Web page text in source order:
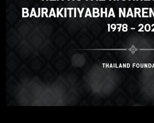
ภาษาไทย
Japanese
ខ្មែរ